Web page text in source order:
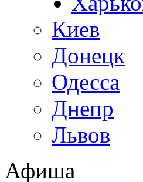
Киев
Донецк
Одесса
Днепр
Львов
Афиша